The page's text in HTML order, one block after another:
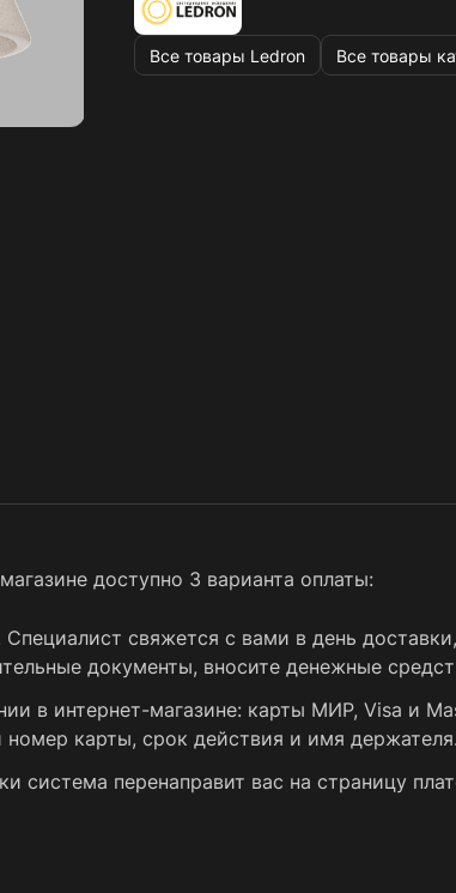
Все товары Ledron Все товары
доступно 3 варианта оплаты:
свяжется с вами в день
документы, вносите денежные
в интернет-магазине: карты МИР, Visa и
номер карты, срок действия и имя держателя.
система перенаправит вас на страницу